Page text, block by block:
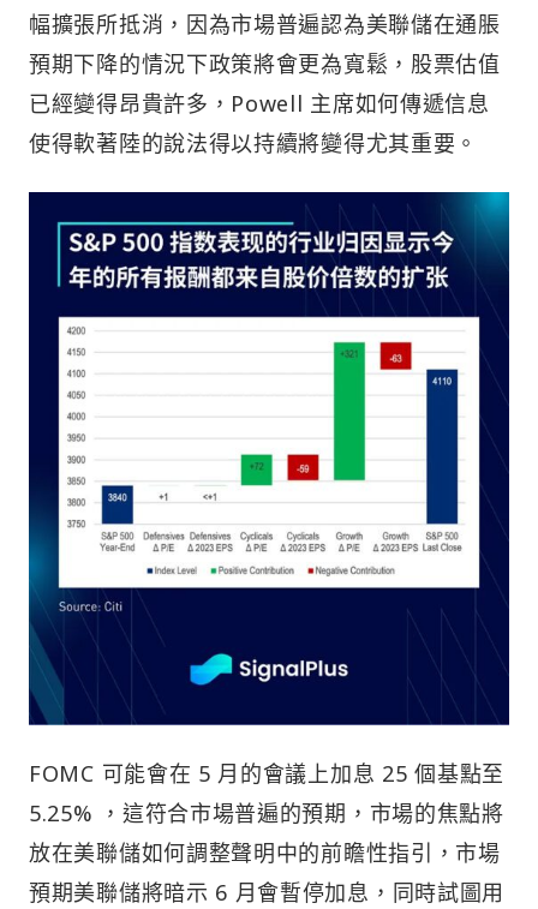
幅擴張所抵消，因為市場普遍認為美聯儲在通脹
預期下降的情況下政策將會更為寬鬆，股票估值
已經變得昂貴許多，Powell 主席如何傳遞信息
使得軟著陸的說法得以持續將變得尤其重要。
FOMC 可能會在 5 月的會議上加息 25 個基點至
5.25% ，這符合市場普遍的預期，市場的焦點將
放在美聯儲如何調整聲明中的前瞻性指引，市場
預期美聯儲將暗示 6 月會暫停加息，同時試圖用